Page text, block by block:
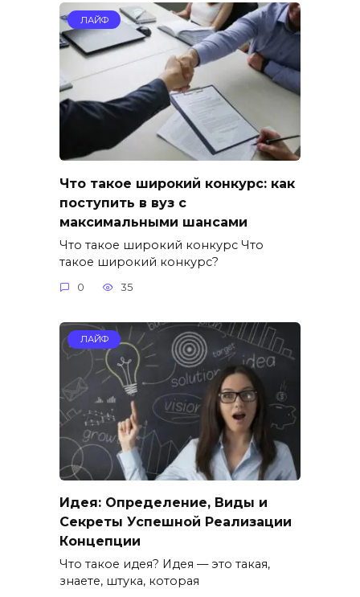
ЛАЙФ
Что такое широкий конкурс: как
поступить в вуз с
максимальными шансами
Что такое широкий конкурс Что
такое широкий конкурс?
0 35
ЛАЙФ
Идея: Определение, Виды и
Секреты Успешной Реализации
Концепции
Что такое идея? Идея — это такая,
знаете, штука, которая